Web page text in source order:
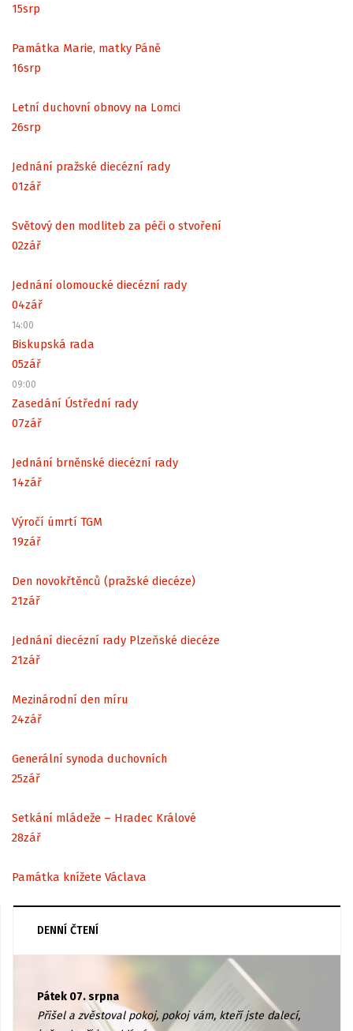
15srp
Památka Marie, matky Páně
16srp
Letní duchovní obnovy na Lomci
26srp
Jednání pražské diecézní rady
01zář
Světový den modliteb za péči o stvoření
02zář
Jednání olomoucké diecézní rady
04zář
14:00
Biskupská rada
05zář
09:00
Zasedání Ústřední rady
07zář
Jednání brněnské diecézní rady
14zář
Výročí úmrtí TGM
19zář
Den novokřtěnců (pražské diecéze)
21zář
Jednání diecézní rady Plzeňské diecéze
21zář
Mezinárodní den míru
24zář
Generální synoda duchovních
25zář
Setkání mládeže – Hradec Králové
28zář
Památka knížete Václava
DENNÍ ČTENÍ
Pátek 07. srpna
Přišel a zvěstoval pokoj, pokoj vám, kteří jste dalecí,